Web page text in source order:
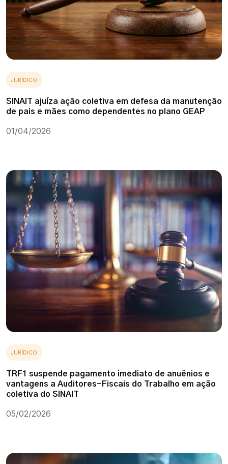
JURÍDICO
SINAIT ajuíza ação coletiva em defesa da manutenção
de pais e mães como dependentes no plano GEAP
01/04/2026
JURÍDICO
TRF1 suspende pagamento imediato de anuênios e
vantagens a Auditores-Fiscais do Trabalho em ação
coletiva do SINAIT
05/02/2026